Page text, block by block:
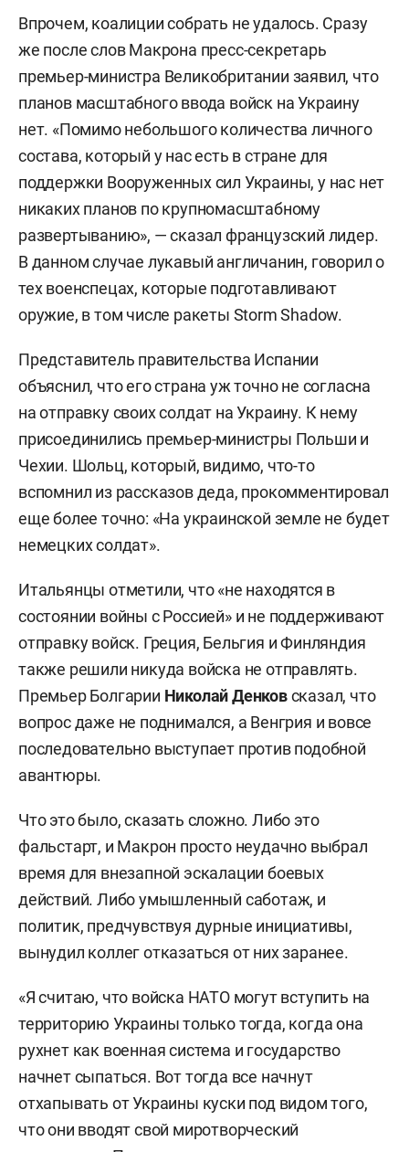
Впрочем, коалиции собрать не удалось. Сразу
же после слов Макрона пресс-секретарь
премьер-министра Великобритании заявил, что
планов масштабного ввода войск на Украину
нет. «Помимо небольшого количества личного
состава, который у нас есть в стране для
поддержки Вооруженных сил Украины, у нас нет
никаких планов по крупномасштабному
развертыванию», — сказал французский лидер.
В данном случае лукавый англичанин, говорил о
тех военспецах, которые подготавливают
оружие, в том числе ракеты Storm Shadow.
Представитель правительства Испании
объяснил, что его страна уж точно не согласна
на отправку своих солдат на Украину. К нему
присоединились премьер-министры Польши и
Чехии. Шольц, который, видимо, что-то
вспомнил из рассказов деда, прокомментировал
еще более точно: «На украинской земле не будет
немецких солдат».
Итальянцы отметили, что «не находятся в
состоянии войны с Россией» и не поддерживают
отправку войск. Греция, Бельгия и Финляндия
также решили никуда войска не отправлять.
Премьер Болгарии Николай Денковсказал, что
вопрос даже не поднимался, а Венгрия и вовсе
последовательно выступает против подобной
авантюры.
Что это было, сказать сложно. Либо это
фальстарт, и Макрон просто неудачно выбрал
время для внезапной эскалации боевых
действий. Либо умышленный саботаж, и
политик, предчувствуя дурные инициативы,
вынудил коллег отказаться от них заранее.
«Я считаю, что войска НАТО могут вступить на
территорию Украины только тогда, когда она
рухнет как военная система и государство
начнет сыпаться. Вот тогда все начнут
отхапывать от Украины куски под видом того,
что они вводят свой миротворческий